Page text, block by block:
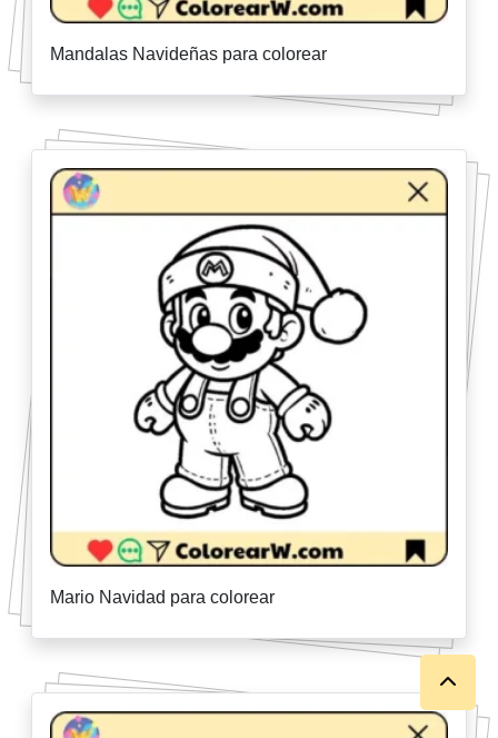
Mandalas Navideñas para colorear
Mario Navidad para colorear